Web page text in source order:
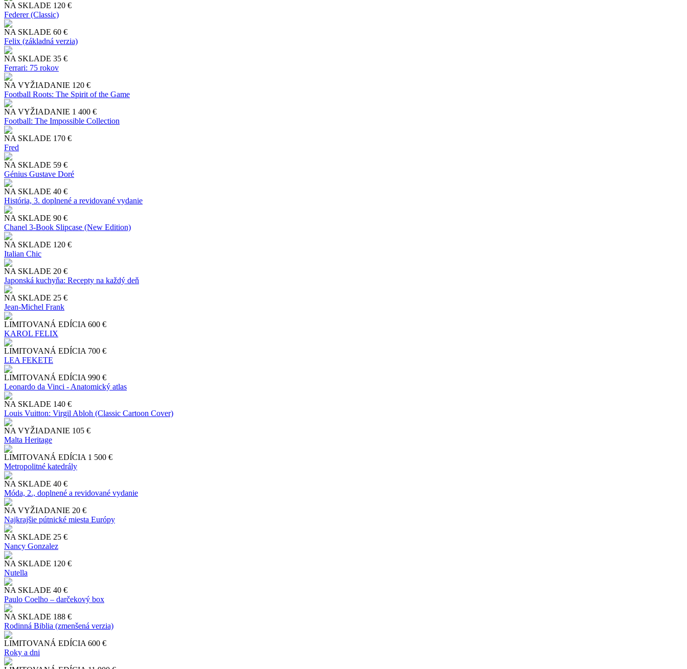
NA SKLADE 120 €
Federer (Classic)
NA SKLADE 60 €
Felix (základná verzia)
NA SKLADE 35 €
Ferrari: 75 rokov
NA VYŽIADANIE 120 €
Football Roots: The Spirit of the Game
NA VYŽIADANIE 1 400 €
Football: The Impossible Collection
NA SKLADE 170 €
Fred
NA SKLADE 59 €
Génius Gustave Doré
NA SKLADE 40 €
História, 3. doplnené a revidované vydanie
NA SKLADE 90 €
Chanel 3-Book Slipcase (New Edition)
NA SKLADE 120 €
Italian Chic
NA SKLADE 20 €
Japonská kuchyňa: Recepty na každý deň
NA SKLADE 25 €
Jean-Michel Frank
LIMITOVANÁ EDÍCIA 600 €
KAROL FELIX
LIMITOVANÁ EDÍCIA 700 €
LEA FEKETE
LIMITOVANÁ EDÍCIA 990 €
Leonardo da Vinci - Anatomický atlas
NA SKLADE 140 €
Louis Vuitton: Virgil Abloh (Classic Cartoon Cover)
NA VYŽIADANIE 105 €
Malta Heritage
LIMITOVANÁ EDÍCIA 1 500 €
Metropolitné katedrály
NA SKLADE 40 €
Móda, 2., doplnené a revidované vydanie
NA VYŽIADANIE 20 €
Najkrajšie pútnické miesta Európy
NA SKLADE 25 €
Nancy Gonzalez
NA SKLADE 120 €
Nutella
NA SKLADE 40 €
Paulo Coelho – darčekový box
NA SKLADE 188 €
Rodinná Biblia (zmenšená verzia)
LIMITOVANÁ EDÍCIA 600 €
Roky a dni